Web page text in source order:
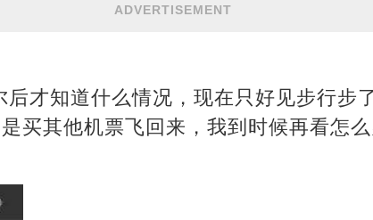
ADVERTISEMENT
后才知道什么情况，现在只好见步行步
买其他机票飞回来，我到时候再看怎么